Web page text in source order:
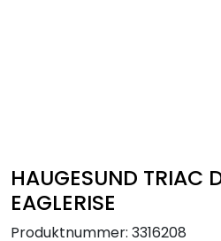
HAUGESUND TRIAC
EAGLERISE
Produktnummer: 3316208
Bolig